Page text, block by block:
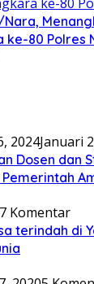
Nara,
ke-80 Polres
2024Januari
Dosen dan
7 Komentar
terindah di